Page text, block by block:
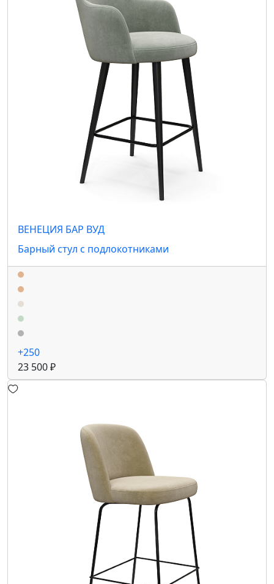
ВЕНЕЦИЯ БАР ВУД
Барный стул с подлокотниками
+250
23 500 ₽